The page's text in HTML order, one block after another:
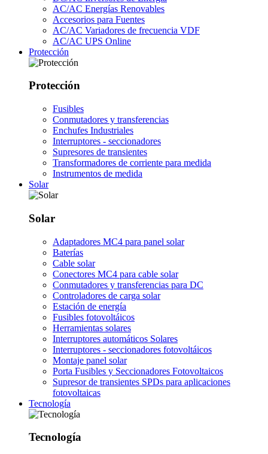
AC/AC Energías Renovables
Accesorios para Fuentes
AC/AC Variadores de frecuencia VDF
AC/AC UPS Online
Protección
Protección
Fusibles
Conmutadores y transferencias
Enchufes Industriales
Interruptores - seccionadores
Supresores de transientes
Transformadores de corriente para medida
Instrumentos de medida
Solar
Solar
Adaptadores MC4 para panel solar
Baterías
Cable solar
Conectores MC4 para cable solar
Conmutadores y transferencias para DC
Controladores de carga solar
Estación de energía
Fusibles fotovoltáicos
Herramientas solares
Interruptores automáticos Solares
Interruptores - seccionadores fotovoltáicos
Montaje panel solar
Porta Fusibles y Seccionadores Fotovoltaicos
Supresor de transientes SPDs para aplicaciones
fotovoltaicas
Tecnología
Tecnología